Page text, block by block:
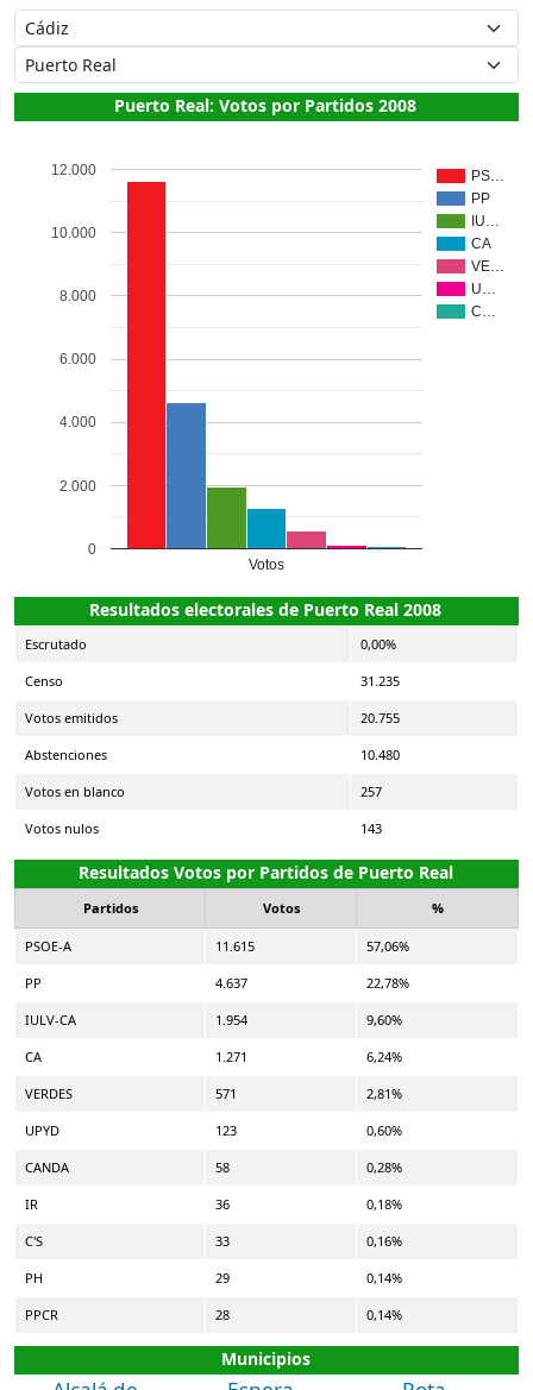
Puerto Real: Votos por Partidos 2008
PS…
PP
IU…
CA
VE…
U…
C…
Votos
0
2.000
4.000
6.000
8.000
10.000
12.000
Resultados electorales de Puerto Real 2008
Escrutado 0,00%
Censo 31.235
Votos emitidos 20.755
Abstenciones 10.480
Votos en blanco 257
Votos nulos 143
Resultados Votos por Partidos de Puerto Real
Partidos Votos %
PSOE-A 11.615 57,06%
PP 4.637 22,78%
IULV-CA 1.954 9,60%
CA 1.271 6,24%
VERDES 571 2,81%
UPYD 123 0,60%
CANDA 58 0,28%
IR 36 0,18%
C'S 33 0,16%
PH 29 0,14%
PPCR 28 0,14%
Municipios